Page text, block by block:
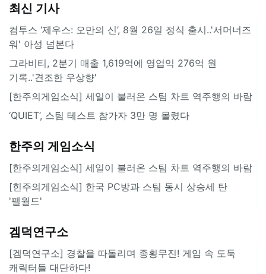
최신 기사
컴투스 ‘제우스: 오만의 신’, 8월 26일 정식 출시..'서머너즈
워' 아성 넘본다
그라비티, 2분기 매출 1,619억에 영업익 276억 원
기록..'견조한 우상향'
[한주의게임소식] 세일이 불러온 스팀 차트 역주행의 바람
‘QUIET’, 스팀 테스트 참가자 3만 명 몰렸다
한주의 게임소식
[한주의게임소식] 세일이 불러온 스팀 차트 역주행의 바람
[힌주의게임소식] 한국 PC방과 스팀 동시 상승세 탄
'팰월드'
겜덕연구소
[겜덕연구소] 경찰을 따돌리며 종횡무진! 게임 속 도둑
캐릭터들 대단하다!